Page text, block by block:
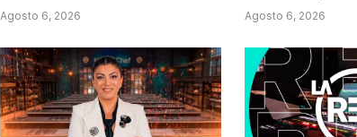
Agosto 6, 2026 Agosto 6, 2026